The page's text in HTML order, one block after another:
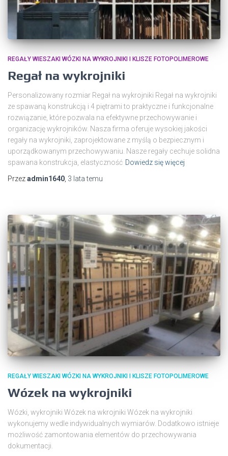
REGAŁY WIESZAKI WÓZKI NA WYKROJNIKI I KLISZE FOTOPOLIMEROWE
Regał na wykrojniki
Personalizowany rozmiar Regał na wykrojniki Regał na wykrojniki
ze spawaną konstrukcją i 4 piętrami to praktyczne i funkcjonalne
rozwiązanie, które pozwala na efektywne przechowywanie i
organizację wykrojników. Nasza firma oferuje wysokiej jakości
regały na wykrojniki, zaprojektowane z myślą o bezpiecznym i
uporządkowanym przechowywaniu. Nasze regały cechuje solidna
spawana konstrukcja, elastyczność Dowiedz się więcej
Przezadmin1640 3 latatemu
REGAŁY WIESZAKI WÓZKI NA WYKROJNIKI I KLISZE FOTOPOLIMEROWE
Wózek na wykrojniki
Wózki, wykrojniki Wózek na wkrojniki Wózek na wykrojniki
wykonujemy wedle indywidualnych wymiarów. Dodatkowo istnieje
możliwość zamontowania elementów do przechowywania
dokumentacji.